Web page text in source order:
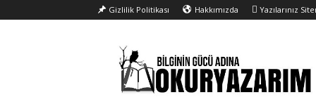
Gizlilik Politikası Hakkımızda Yazılarınız
Yazarım